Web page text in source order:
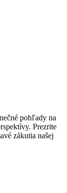
pohľady na
Prezrite
zákutia našej